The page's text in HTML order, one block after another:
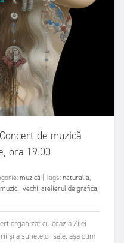
de muzică
ora 19.00
muzică | Tags:naturalia,
vechi,atelierul de grafica,
organizat cu ocazia Zilei
și a sunetelor sale, așa cum